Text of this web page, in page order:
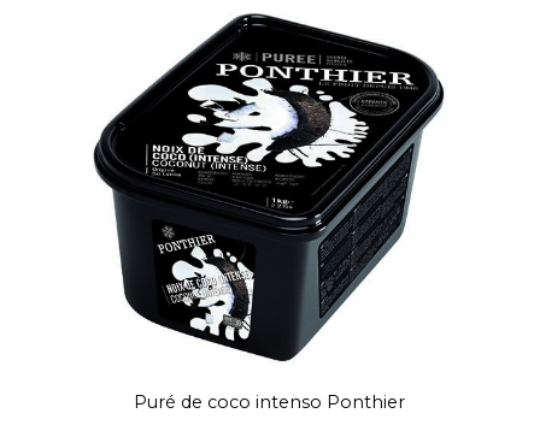
Puré de coco intenso Ponthier